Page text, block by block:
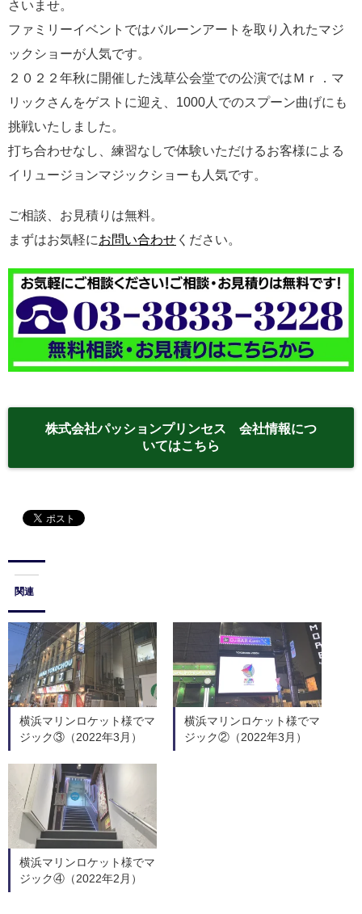
さいませ。
ファミリーイベントではバルーンアートを取り入れたマジ
ックショーが人気です。
２０２２年秋に開催した浅草公会堂での公演ではＭｒ．マ
リックさんをゲストに迎え、1000人でのスプーン曲げにも
挑戦いたしました。
打ち合わせなし、練習なしで体験いただけるお客様による
イリュージョンマジックショーも人気です。
ご相談、お見積りは無料。
まずはお気軽にお問い合わせ ください。
株式会社パッションプリンセス 会社情報につ
いてはこちら
関連
横浜マリンロケット様でマ
ジック③（2022年3月）
横浜マリンロケット様でマ
ジック②（2022年3月）
横浜マリンロケット様でマ
ジック④（2022年2月）